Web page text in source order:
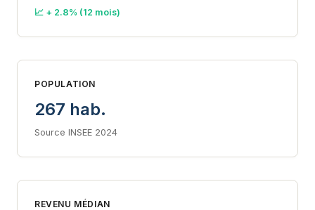
📈 + 2.8% (12 mois)
POPULATION
267 hab.
Source INSEE 2024
REVENU MÉDIAN